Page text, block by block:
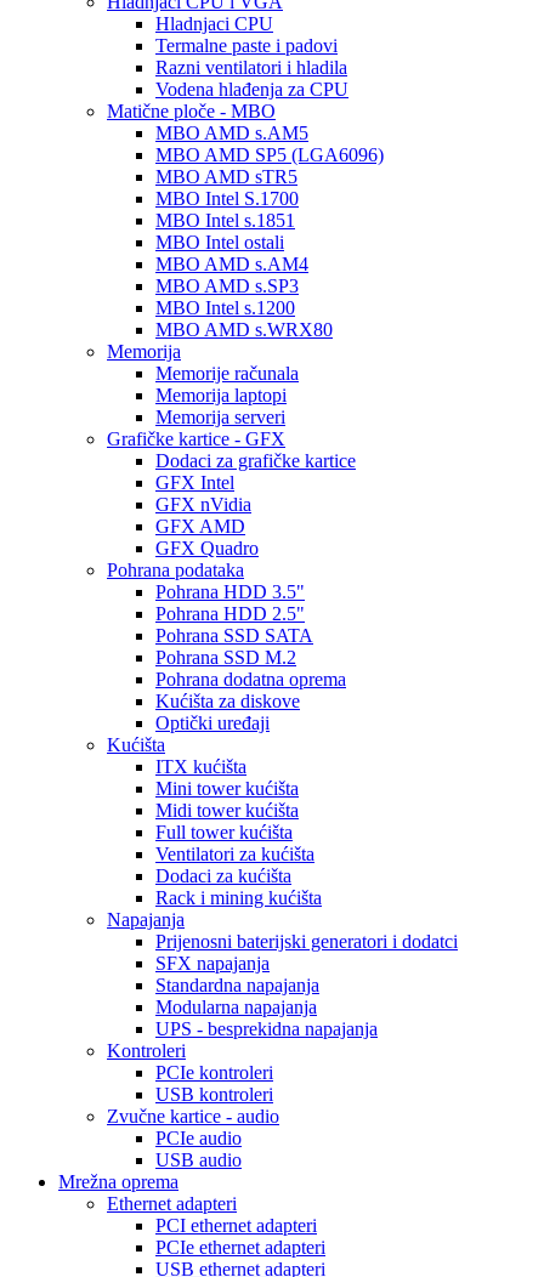
Hladnjaci CPU
Termalne paste i padovi
Razni ventilatori i hladila
Vodena hlađenja za CPU
Matične ploče - MBO
MBO AMD s.AM5
MBO AMD SP5 (LGA6096)
MBO AMD sTR5
MBO Intel S.1700
MBO Intel s.1851
MBO Intel ostali
MBO AMD s.AM4
MBO AMD s.SP3
MBO Intel s.1200
MBO AMD s.WRX80
Memorija
Memorije računala
Memorija laptopi
Memorija serveri
Grafičke kartice - GFX
Dodaci za grafičke kartice
GFX Intel
GFX nVidia
GFX AMD
GFX Quadro
Pohrana podataka
Pohrana HDD 3.5"
Pohrana HDD 2.5"
Pohrana SSD SATA
Pohrana SSD M.2
Pohrana dodatna oprema
Kućišta za diskove
Optički uređaji
Kućišta
ITX kućišta
Mini tower kućišta
Midi tower kućišta
Full tower kućišta
Ventilatori za kućišta
Dodaci za kućišta
Rack i mining kućišta
Napajanja
Prijenosni baterijski generatori i dodatci
SFX napajanja
Standardna napajanja
Modularna napajanja
UPS - besprekidna napajanja
Kontroleri
PCIe kontroleri
USB kontroleri
Zvučne kartice - audio
PCIe audio
USB audio
Mrežna oprema
Ethernet adapteri
PCI ethernet adapteri
PCIe ethernet adapteri
USB ethernet adapteri